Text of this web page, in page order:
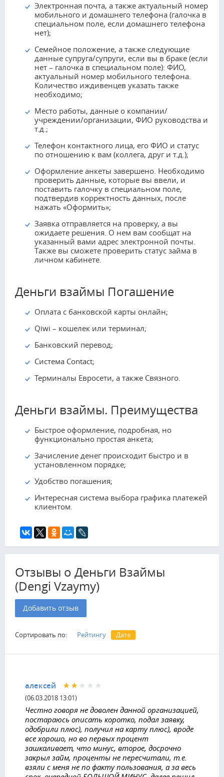
Электронная почта, а также актуальный номер
мобильного и домашнего телефона (галочка в
специальном поле, если домашнего телефона
нет);
Семейное положение, а также следующие
данные супруга/супруги, если вы в браке (если
нет – галочка в специальном поле): ФИО,
актуальный номер мобильного телефона.
Количество иждивенцев указать также
необходимо;
Место работы, данные о компании/
учреждении/организации, ФИО руководства и
т.д.;
Телефон контактного лица, его ФИО и статус
по отношению к вам (коллега, друг и т.д.);
Оформление анкеты завершено. Необходимо
проверить данные, которые вы ввели, и
поставить галочку в специальном поле,
подтвердив корректность данных, после
нажать «Оформить»;
Заявка отправляется на проверку, а вы
ожидаете решения. О нем вам сообщат на
указанный вами адрес электронной почты.
Также вы сможете проверить статус займа в
личном кабинете.
Деньги взаймы Погашение
Оплата с банковской карты онлайн;
Qiwi – кошелек или терминал;
Банковский перевод;
Система Contact;
Терминалы Евросети, а также Связного.
Деньги взаймы. Преимущества
Быстрое оформление, подробная, но
функционально простая анкета;
Зачисление денег происходит быстро и в
установленном порядке;
Удобство погашения;
Интересная система выбора графика платежей
клиентом.
Отзывы о Деньги Взаймы
(Dengi Vzaymy)
Добавить отзыв
Сортировать по: Рейтингу Дате
алексей
(06.03.2018 13:01)
Честно говоря не доволен данной организацией,
постараюсь описать коротко, подал заявку,
одобрили плюс), получил на карту плюс), вроде
все хорошо, но во первых процент
зашкаливает, что минус, второе, досрочно
закрыл займ, проценты не пересчитали, т.е.
взяли с меня не по факту пользования, а за весь